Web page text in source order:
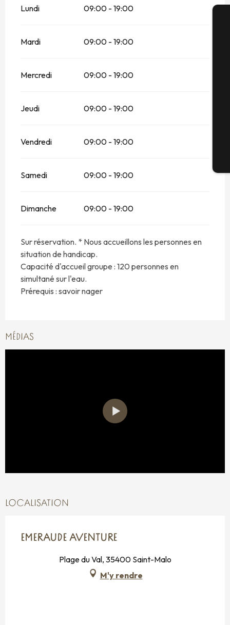
Lundi 09:00 - 19:00
Mardi 09:00 - 19:00
Mercredi 09:00 - 19:00
Jeudi 09:00 - 19:00
Vendredi 09:00 - 19:00
Samedi 09:00 - 19:00
Dimanche 09:00 - 19:00
Sur réservation. * Nous accueillons les personnes en
situation de handicap.
Capacité d'accueil groupe : 120 personnes en
simultané sur l'eau.
Prérequis : savoir nager
MÉDIAS
LOCALISATION
EMERAUDE AVENTURE
Plage du Val, 35400 Saint-Malo
M'y rendre